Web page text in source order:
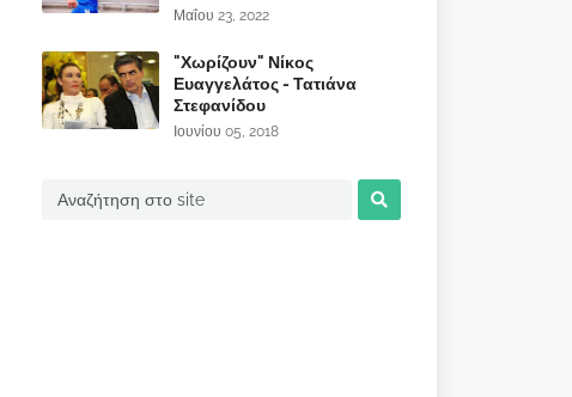
Μαΐου 23, 2022
"Χωρίζουν" Νίκος
Ευαγγελάτος - Τατιάνα
Στεφανίδου
Ιουνίου 05, 2018